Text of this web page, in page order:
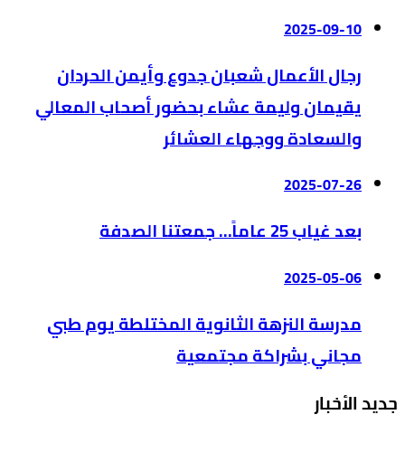
2025-09-10
رجال الأعمال شعبان جدوع وأيمن الحردان
يقيمان وليمة عشاء بحضور أصحاب المعالي
والسعادة ووجهاء العشائر
2025-07-26
بعد غياب 25 عاماً… جمعتنا الصدفة
2025-05-06
مدرسة النزهة الثانوية المختلطة يوم طبي
مجاني بشراكة مجتمعية
جديد الأخبار